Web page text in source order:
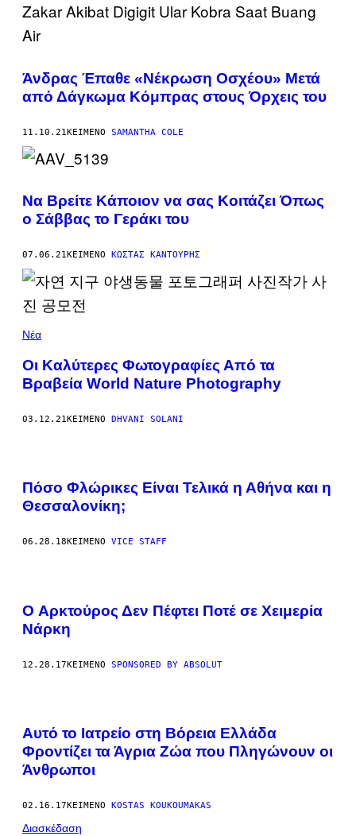
Άνδρας Έπαθε «Νέκρωση Οσχέου» Μετά
από Δάγκωμα Κόμπρας στους Όρχεις του
11.10.21ΚΕΊΜΕΝΟ SAMANTHA COLE
Να Βρείτε Κάποιον να σας Κοιτάζει Όπως
ο Σάββας το Γεράκι του
07.06.21ΚΕΊΜΕΝΟ ΚΏΣΤΑΣ ΚΑΝΤΟΎΡΗΣ
Νέα
Οι Καλύτερες Φωτογραφίες Από τα
Βραβεία World Nature Photography
03.12.21ΚΕΊΜΕΝΟ DHVANI SOLANI
Πόσο Φλώρικες​ Είναι Τελικά η Αθήνα και η
Θεσσαλονίκη;
06.28.18ΚΕΊΜΕΝΟ VICE STAFF
O Αρκτούρος Δεν Πέφτει Ποτέ σε Χειμερία
Νάρκη
12.28.17ΚΕΊΜΕΝΟ SPONSORED BY ABSOLUT
Αυτό το Ιατρείο στη Βόρεια Ελλάδα
Φροντίζει τα Άγρια Ζώα που Πληγώνουν οι
Άνθρωποι
02.16.17ΚΕΊΜΕΝΟ KOSTAS KOUKOUMAKAS
Διασκέδαση